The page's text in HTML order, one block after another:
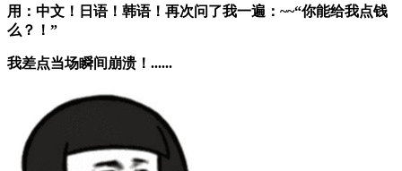
用：中文！日语！韩语！ 再次问了我一遍：~~“你能给我点钱
么？！”
我差点当场瞬间崩溃！......